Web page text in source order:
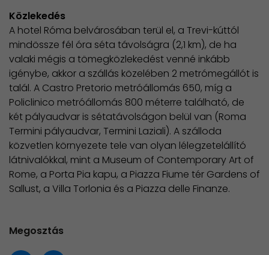
Közlekedés
A hotel Róma belvárosában terül el, a Trevi-kúttól
mindössze fél óra séta távolságra (2,1 km), de ha
valaki mégis a tömegközlekedést venné inkább
igénybe, akkor a szállás közelében 2 metrómegállót is
talál. A Castro Pretorio metróállomás 650, míg a
Policlinico metróállomás 800 méterre található, de
két pályaudvar is sétatávolságon belül van (Roma
Termini pályaudvar, Termini Laziali). A szálloda
közvetlen környezete tele van olyan lélegzetelállító
látnivalókkal, mint a Museum of Contemporary Art of
Rome, a Porta Pia kapu, a Piazza Fiume tér Gardens of
Sallust, a Villa Torlonia és a Piazza delle Finanze.
Megosztás